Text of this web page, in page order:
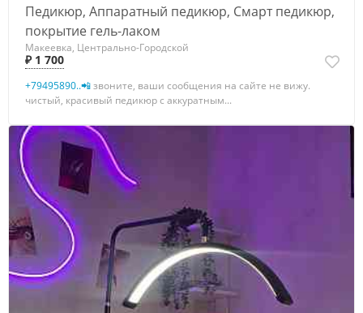
Педикюр, Аппаратный педикюр, Смарт педикюр,
покрытие гель-лаком
Макеевка, Центрально-Городской
₽ 1 700
+79495890..📲звоните, ваши сообщения на сайте не вижу.
чистый, красивый педикюр с аккуратным...